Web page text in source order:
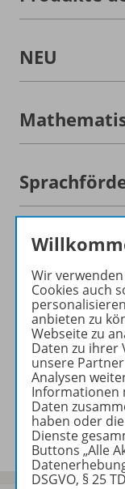
NEU
logisches
Wir
Cookies auch
anbieten zu
Webseite zu
Daten zu ihrer
unsere
Analysen
Informationen
Daten
haben oder
Dienste
Buttons „Alle
DSGVO, § 25